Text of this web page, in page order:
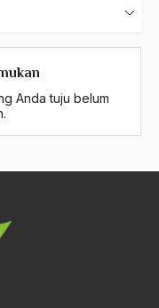
Anda tuju belum